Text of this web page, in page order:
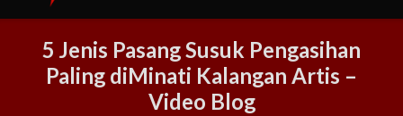
5 Jenis Pasang Susuk Pengasihan
Paling diMinati Kalangan Artis –
Video Blog